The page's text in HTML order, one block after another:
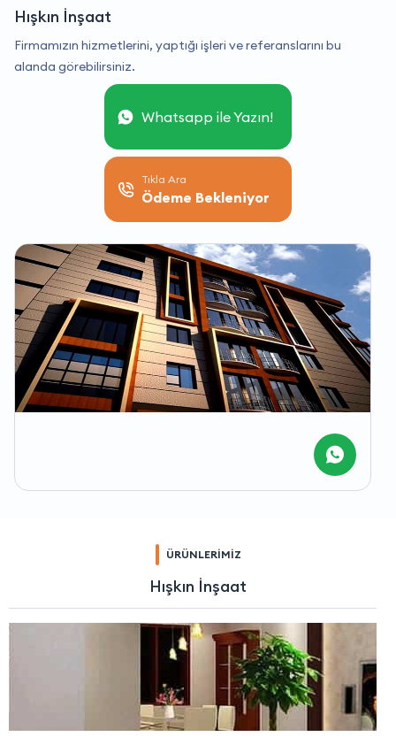
Hışkın İnşaat
Firmamızın hizmetlerini, yaptığı işleri ve referanslarını bu
alanda görebilirsiniz.
Whatsapp ile Yazın!
Tıkla Ara
Ödeme Bekleniyor
ÜRÜNLERİMİZ
Hışkın İnşaat